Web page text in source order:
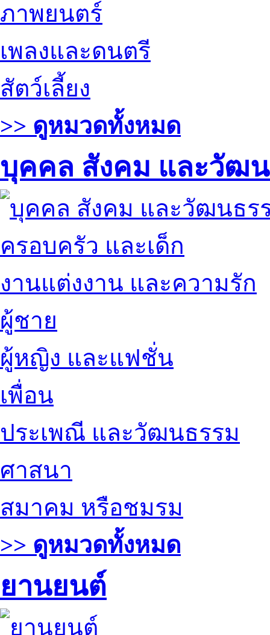
ภาพยนตร์
เพลงและดนตรี
สัตว์เลี้ยง
>> ดูหมวดทั้งหมด
บุคคล สังคม และวัฒ
ครอบครัว และเด็ก
งานแต่งงาน และความรัก
ผู้ชาย
ผู้หญิง และแฟชั่น
เพื่อน
ประเพณี และวัฒนธรรม
ศาสนา
สมาคม หรือชมรม
>> ดูหมวดทั้งหมด
ยานยนต์